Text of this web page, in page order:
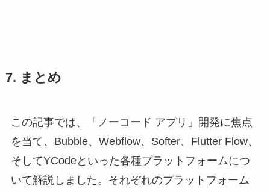
7. まとめ
この記事では、「ノーコード アプリ」開発に焦点
を当て、Bubble、Webflow、Softer、Flutter Flow、
そしてYCodeといった各種プラットフォームにつ
いて解説しました。それぞれのプラットフォーム